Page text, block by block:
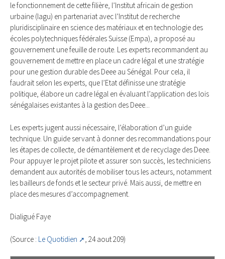
le fonctionnement de cette filière, l’Ins­titut africain de gestion
urbaine (Ia­gu) en partenariat avec l’Institut de recherche
pluridisciplinaire en science des matériaux et en technologie des
écoles polytechniques fédérales Suisse (Empa), a proposé au
gouvernement une feuille de route. Les experts recommandent au
gouvernement de mettre en pla­ce un cadre légal et une stratégie
pour une gestion durable des Deee au Sénégal. Pour cela, il
faudrait se­lon les ex­perts, que l’Etat définisse une stratégie
politique, élabore un cadre légal en évaluant l’application des lois
sénégalaises existantes à la gestion des Deee...
Les experts jugent aussi nécessaire, l’élaboration d’un guide
technique. Un guide servant à donner des recommandations pour
les étapes de collecte, de démantèlement et de recyclage des Deee.
Pour ap­puyer le projet pilote et assurer son succès, les techniciens
demandent aux autorités de mobiliser tous les acteurs, notamment
les bailleurs de fonds et le secteur privé. Mais aussi, de mettre en
place des mesures d’accompagnement.
Dialigué Faye
(Source : Le Quotidien , 24 aout 209)